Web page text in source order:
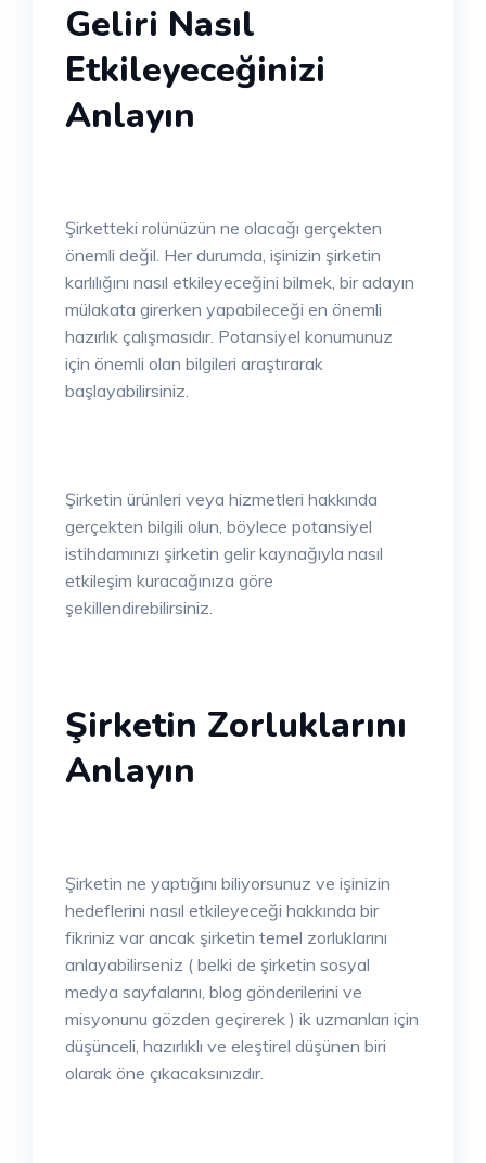
Geliri Nasıl
Etkileyeceğinizi
Anlayın
Şirketteki rolünüzün ne olacağı gerçekten
önemli değil. Her durumda, işinizin şirketin
karlılığını nasıl etkileyeceğini bilmek, bir adayın
mülakata girerken yapabileceği en önemli
hazırlık çalışmasıdır. Potansiyel konumunuz
için önemli olan bilgileri araştırarak
başlayabilirsiniz.
Şirketin ürünleri veya hizmetleri hakkında
gerçekten bilgili olun, böylece potansiyel
istihdamınızı şirketin gelir kaynağıyla nasıl
etkileşim kuracağınıza göre
şekillendirebilirsiniz.
Şirketin Zorluklarını
Anlayın
Şirketin ne yaptığını biliyorsunuz ve işinizin
hedeflerini nasıl etkileyeceği hakkında bir
fikriniz var ancak şirketin temel zorluklarını
anlayabilirseniz ( belki de şirketin sosyal
medya sayfalarını, blog gönderilerini ve
misyonunu gözden geçirerek ) ik uzmanları için
düşünceli, hazırlıklı ve eleştirel düşünen biri
olarak öne çıkacaksınızdır.